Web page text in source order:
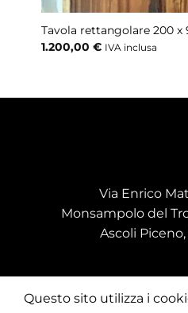
Tavola rettangolare 200 x
1.200,00 € IVA inclusa
Via Enrico
Monsampolo del
Ascoli
Questo sito utilizza i